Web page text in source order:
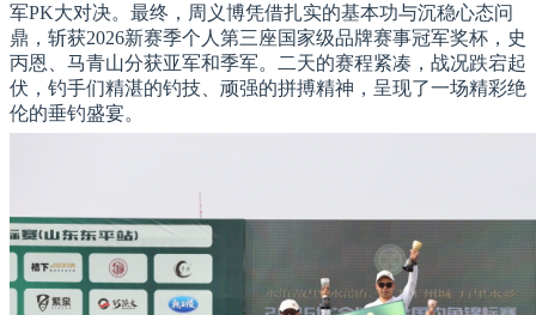
军PK大对决。最终，周义博凭借扎实的基本功与沉稳心态问
鼎，斩获2026新赛季个人第三座国家级品牌赛事冠军奖杯，史
丙恩、马青山分获亚军和季军。二天的赛程紧凑，战况跌宕起
伏，钓手们精湛的钓技、顽强的拼搏精神，呈现了一场精彩绝
伦的垂钓盛宴。